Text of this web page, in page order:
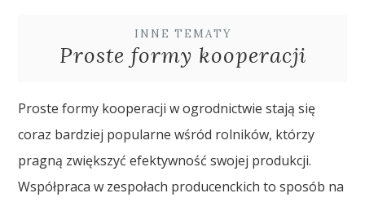
INNE TEMATY
Proste formy kooperacji
Proste formy kooperacji w ogrodnictwie stają się
coraz bardziej popularne wśród rolników, którzy
pragną zwiększyć efektywność swojej produkcji.
Współpraca w zespołach producenckich to sposób na